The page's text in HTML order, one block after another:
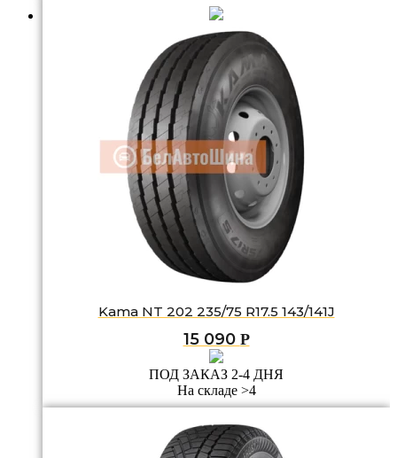
Kama NT 202 235/75 R17.5 143/141J
15 090 Р
ПОД ЗАКАЗ 2-4 ДНЯ
На складе >4